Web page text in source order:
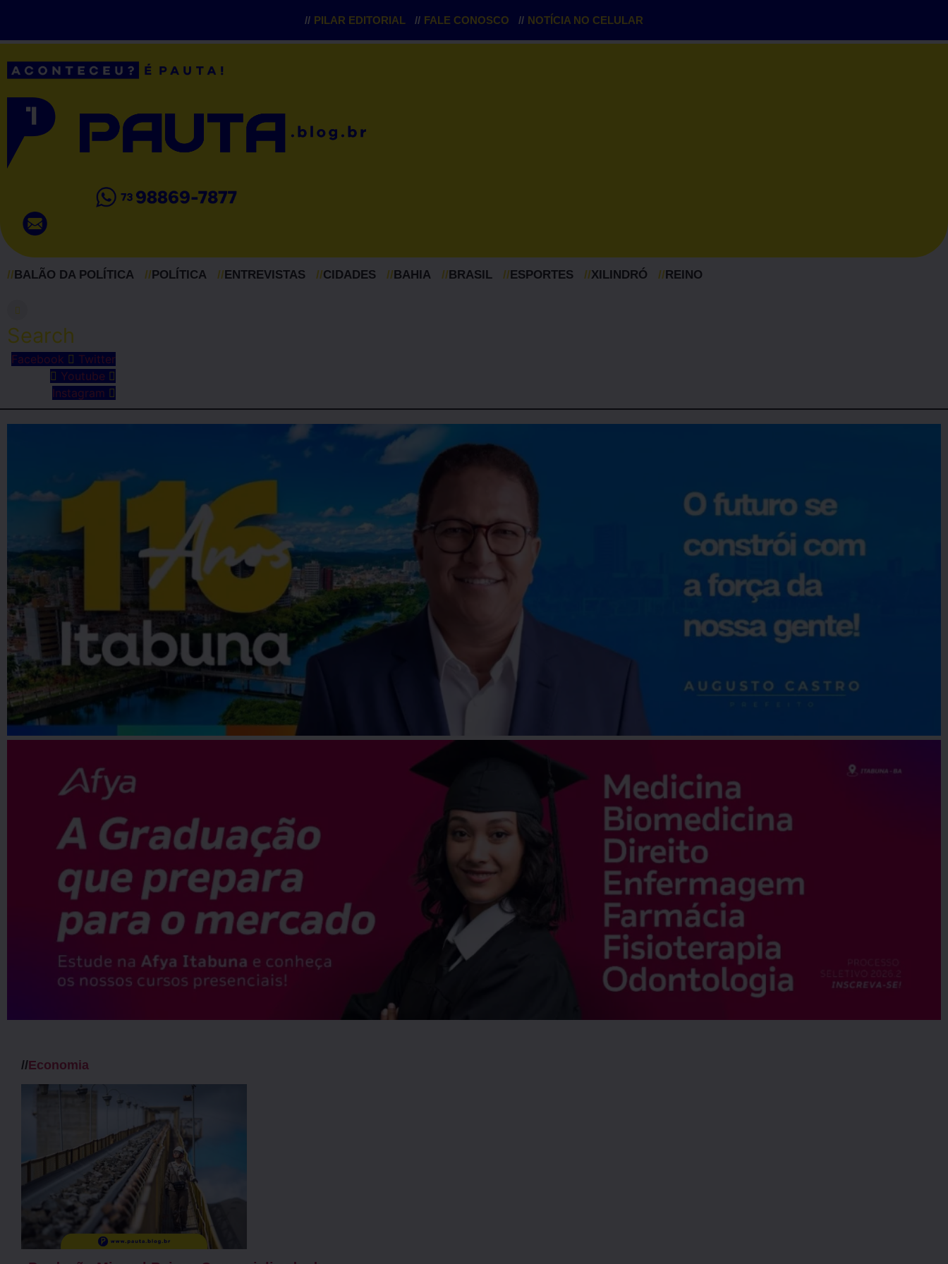
// PILAR EDITORIAL // FALE CONOSCO // NOTÍCIA NO CELULAR
// BALÃO DA POLÍTICA // POLÍTICA // ENTREVISTAS //CIDADES // BAHIA // BRASIL // ESPORTES //XILINDRÓ // REINO
Search
Facebook
Twitter
Youtube
Instagram
//Economia